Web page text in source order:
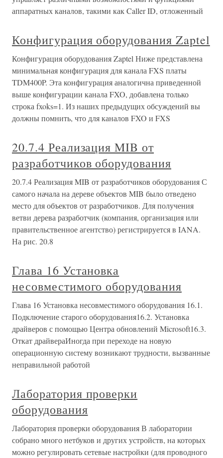
аппаратных каналов, такими как Caller ID, отложенный
Конфигурация оборудования Zaptel
Конфигурация оборудования Zaptel Ниже представлена
минимальная конфигурация для канала FXS платы
TDM400P. Эта конфигурация аналогична приведенной
выше конфигурации канала FXO, добавлена только
строка fxoks=1. Из наших предыдущих обсуждений вы
должны помнить, что для каналов FXO и FXS
20.7.4 Реализация MIB от
разработчиков оборудования
20.7.4 Реализация MIB от разработчиков оборудования С
самого начала на дереве объектов MIB было отведено
место для объектов от разработчиков. Для получения
ветви дерева разработчик (компания, организация или
правительственное агентство) регистрируется в IANA.
На рис. 20.8
Глава 16 Установка
несовместимого оборудования
Глава 16 Установка несовместимого оборудования 16.1.
Подключение старого оборудования16.2. Установка
драйверов с помощью Центра обновлений Microsoft16.3.
Откат драйвераИногда при переходе на новую
операционную систему возникают трудности, вызванные
неправильной работой
Лаборатория проверки
оборудования
Лаборатория проверки оборудования В лаборатории
собрано много нетбуков и других устройств, на которых
можно регулировать сетевые настройки (для проводного